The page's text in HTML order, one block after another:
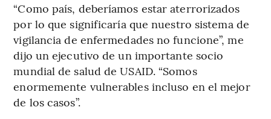
“Como país, deberíamos estar aterrorizados
por lo que significaría que nuestro sistema de
vigilancia de enfermedades no funcione”, me
dijo un ejecutivo de un importante socio
mundial de salud de USAID. “Somos
enormemente vulnerables incluso en el mejor
de los casos”.